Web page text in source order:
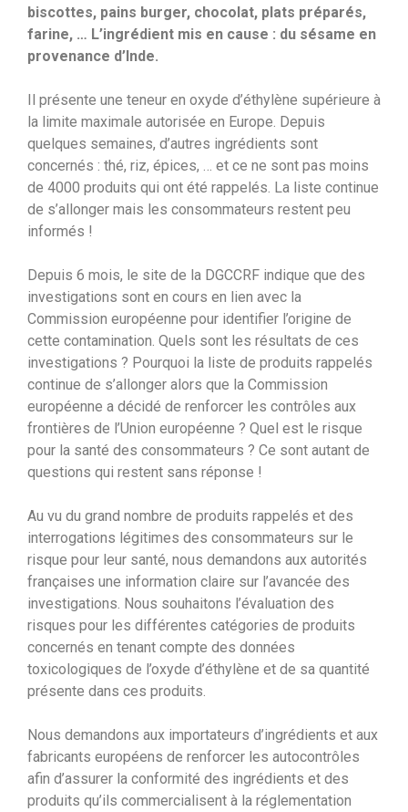
biscottes, pains burger, chocolat, plats préparés,
farine, … L’ingrédient mis en cause : du sésame en
provenance d’Inde.
Il présente une teneur en oxyde d’éthylène supérieure à
la limite maximale autorisée en Europe. Depuis
quelques semaines, d’autres ingrédients sont
concernés : thé, riz, épices, … et ce ne sont pas moins
de 4000 produits qui ont été rappelés. La liste continue
de s’allonger mais les consommateurs restent peu
informés !
Depuis 6 mois, le site de la DGCCRF indique que des
investigations sont en cours en lien avec la
Commission européenne pour identifier l’origine de
cette contamination. Quels sont les résultats de ces
investigations ? Pourquoi la liste de produits rappelés
continue de s’allonger alors que la Commission
européenne a décidé de renforcer les contrôles aux
frontières de l’Union européenne ? Quel est le risque
pour la santé des consommateurs ? Ce sont autant de
questions qui restent sans réponse !
Au vu du grand nombre de produits rappelés et des
interrogations légitimes des consommateurs sur le
risque pour leur santé, nous demandons aux autorités
françaises une information claire sur l’avancée des
investigations. Nous souhaitons l’évaluation des
risques pour les différentes catégories de produits
concernés en tenant compte des données
toxicologiques de l’oxyde d’éthylène et de sa quantité
présente dans ces produits.
Nous demandons aux importateurs d’ingrédients et aux
fabricants européens de renforcer les autocontrôles
afin d’assurer la conformité des ingrédients et des
produits qu’ils commercialisent à la réglementation